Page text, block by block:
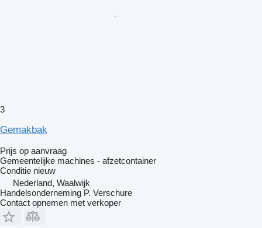
3
Gemakbak
Prijs op aanvraag
Gemeentelijke machines - afzetcontainer
Conditie nieuw
Nederland, Waalwijk
Handelsonderneming P. Verschure
Contact opnemen met verkoper